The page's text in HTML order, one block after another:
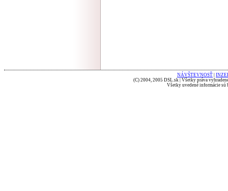
NÁVŠTEVNOSŤ
(C) 2004, 2005 DSL.sk | Všetky práva
Všetky uvedené informácie sú